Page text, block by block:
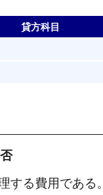
貸方科目
する費用である。